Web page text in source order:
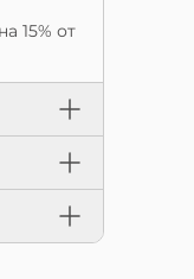
15% от